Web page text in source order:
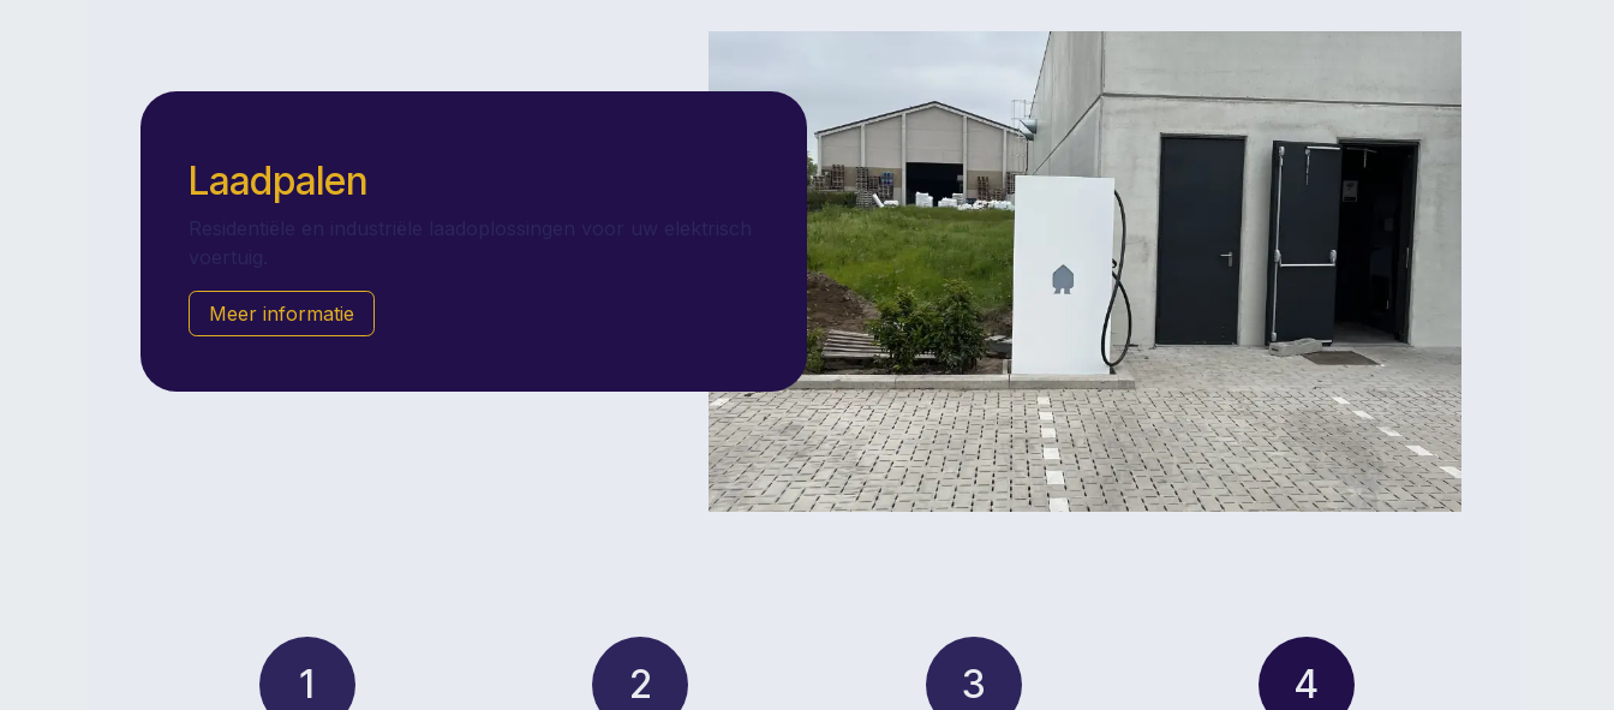
Laadpalen
Meer informatie
1 2 3 4